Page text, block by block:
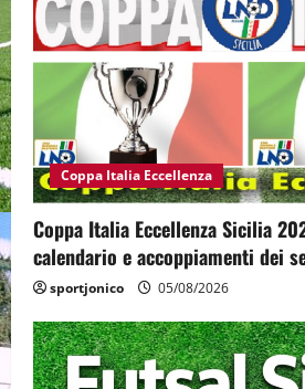
Coppa Italia Eccellenza
Coppa Italia Eccellenza Sicilia
calendario e accoppiamenti dei
sportjonico 05/08/2026